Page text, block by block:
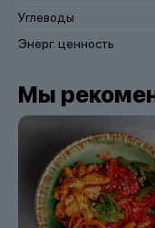
Углеводы
Энерг. ценность
Мы